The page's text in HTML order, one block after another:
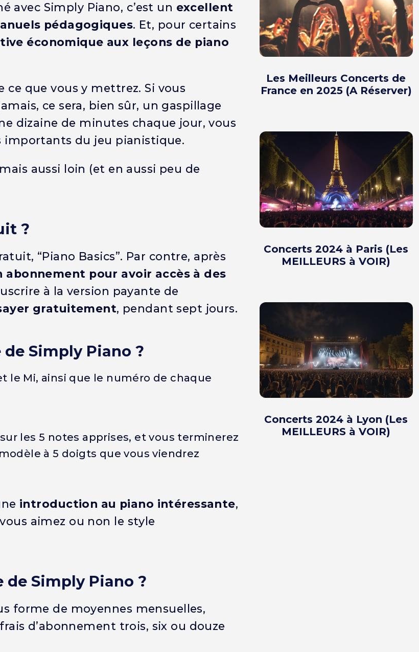
avec Simply Piano, c’est un excellent
pédagogiques. Et, pour certains
économique aux leçons de piano
ce que vous y mettrez. Si vous
ce sera, bien sûr, un gaspillage
dizaine de minutes chaque jour, vous
importants du jeu pianistique.
aussi loin (et en aussi peu de
?
“Piano Basics”. Par contre, après
abonnement pour avoir accès à des
à la version payante de
gratuitement, pendant sept jours.
Simply Piano ?
le Mi, ainsi que le numéro de chaque
les 5 notes apprises, et vous terminerez
à 5 doigts que vous viendrez
introduction au piano intéressante,
aimez ou non le style
Simply Piano ?
forme de moyennes mensuelles,
d’abonnement trois, six ou douze
Les Meilleurs Concerts de
France en 2025 (A Réserver)
Concerts 2024 à Paris (Les
MEILLEURS à VOIR)
Concerts 2024 à Lyon (Les
MEILLEURS à VOIR)